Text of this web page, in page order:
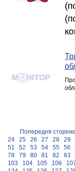
Попередня
24
25 26 27 28 29
51
52 53 54 55 56
78
79 80 81 82 83
103
104 105 106